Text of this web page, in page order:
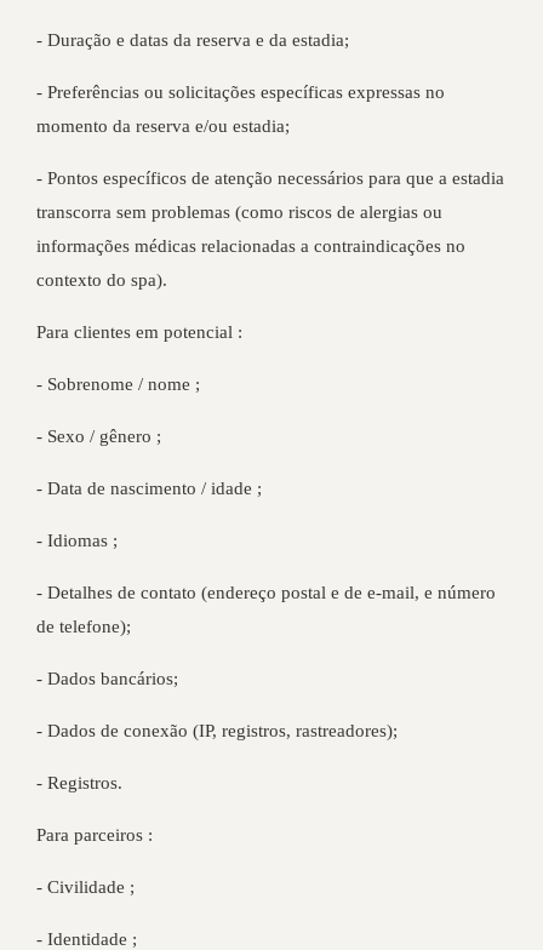
- Duração e datas da reserva e da estadia;
- Preferências ou solicitações específicas expressas no
momento da reserva e/ou estadia;
- Pontos específicos de atenção necessários para que a estadia
transcorra sem problemas (como riscos de alergias ou
informações médicas relacionadas a contraindicações no
contexto do spa).
Para clientes em potencial :
- Sobrenome / nome ;
- Sexo / gênero ;
- Data de nascimento / idade ;
- Idiomas ;
- Detalhes de contato (endereço postal e de e-mail, e número
de telefone);
- Dados bancários;
- Dados de conexão (IP, registros, rastreadores);
- Registros.
Para parceiros :
- Civilidade ;
- Identidade ;